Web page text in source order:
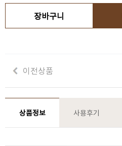
장바구니
이전상품
상품정보 사용후기